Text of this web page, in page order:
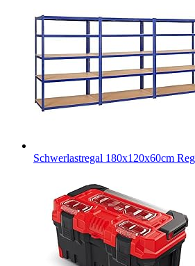
Schwerlastregal 180x120x60cm